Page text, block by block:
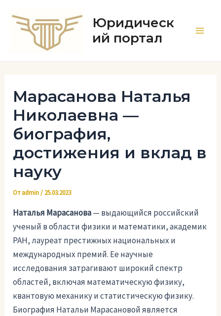
содержимому
Юридическ
ий портал
Марасанова Наталья
Николаевна —
биография,
достижения и вклад в
науку
Отadmin/ 25.03.2023
Наталья Марасанова— выдающийся российский
ученый в области физики и математики, академик
РАН, лауреат престижных национальных и
международных премий. Ее научные
исследования затрагивают широкий спектр
областей, включая математическую физику,
квантовую механику и статистическую физику.
Биография Натальи Марасановой является